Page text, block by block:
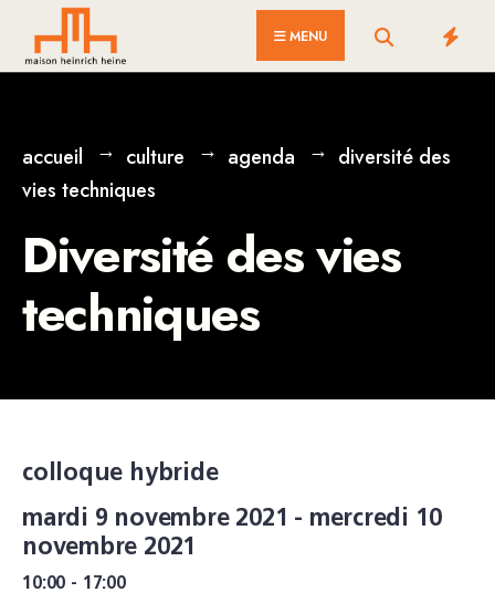
MENU
accueil culture agenda
diversité des
vies techniques
Diversité des vies
techniques
colloque hybride
mardi 9 novembre 2021 - mercredi 10
novembre 2021
10:00 - 17:00